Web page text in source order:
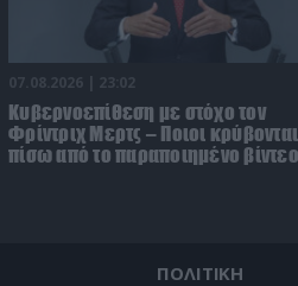
07.08.2026 | 23:02
Κυβερνοεπίθεση με στόχο τον
Φρίντριχ Μερτς – Ποιοι κρύβονται
πίσω από το παραποιημένο βίντεο
ΠΟΛΙΤΙΚΗ